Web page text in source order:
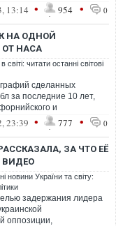
из безе, украшающий
13:14 • 954 • 0
НА ОДНОЙ
НАСА
світі: читати останні світові
сделанных
за последние 10 лет,
и
удалось
23:39 • 777 • 0
ЗА ЧТО ЕЁ
ВИДЕО
новини України та світу:
задержания лидера
оппозиции,